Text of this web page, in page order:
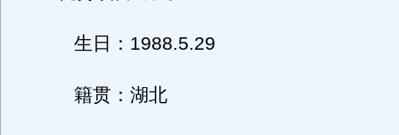
生日：1988.5.29
籍贯：湖北